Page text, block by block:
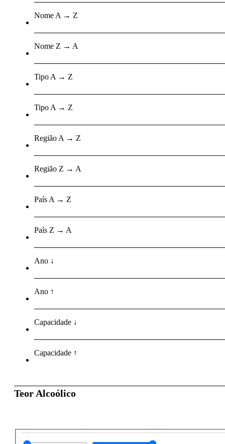
Nome A → Z
Nome Z → A
Tipo A → Z
Tipo A → Z
Região A → Z
Região Z → A
País A → Z
País Z → A
Ano ↓
Ano ↑
Capacidade ↓
Capacidade ↑
Teor Alcoólico